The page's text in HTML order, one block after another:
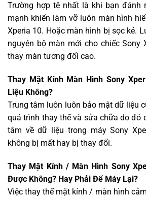
Trường hợp tệ nhất là khi bạn đánh
mạnh khiến làm vỡ luôn màn hình
Xperia 10. Hoặc màn hình bị sọc kẻ.
nguyên bộ màn mới cho chiếc Sony
thay màn tương đối cao.
Thay Mặt Kính Màn Hình Sony
Liệu Không?
Trung tâm luôn luôn bảo mật dữ liệu
quá trình thay thế và sửa chữa do đó
tâm về dữ liệu trong máy Sony
không bị mất hay bị thay đổi.
Thay Mặt Kính / Màn Hình Sony
Được Không? Hay Phải Để Máy Lại?
Việc thay thế mặt kính / màn hình